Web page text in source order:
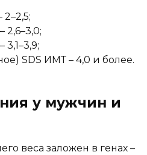
2,6–3,0;
SDS ИМТ – 4,0 и более.
у мужчин и
веса заложен в генах –